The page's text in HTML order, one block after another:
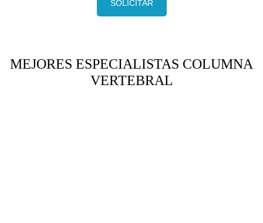
MEJORES ESPECIALISTAS COLUMNA
VERTEBRAL